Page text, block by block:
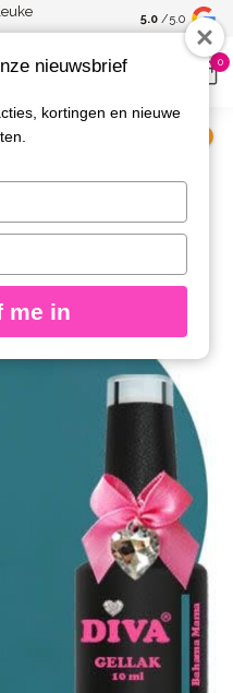
Gratis
5.0 /5.0
0
10 ml.
10 ml.
nieuwsbrief
kortingen en nieuwe
me in